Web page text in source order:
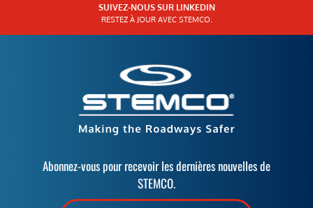
SUIVEZ-NOUS SUR LINKEDIN
RESTEZ À JOUR AVEC STEMCO.
Abonnez-vous pour recevoir les dernières nouvelles de
STEMCO.